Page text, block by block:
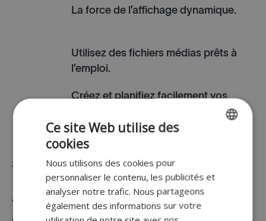
La force de l’affichage dynamique.
Utilisez des fichiers médias prêts à
l’emploi.
Créez et planifiez facilement vos
Solution compacte
Vous n’avez pas forcément l’espace nécessaire
GERMAN
Ce site Web utilise des
cookies
Nous utilisons des cookies pour
personnaliser le contenu, les publicités et
analyser notre trafic. Nous partageons
également des informations sur votre